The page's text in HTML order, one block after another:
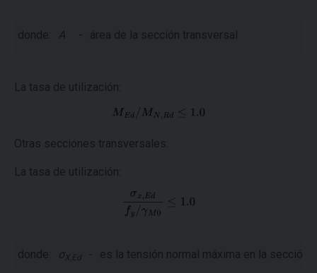
donde: A - área de la sección transversal
La tasa de utilización:
Otras secciones transversales:
La tasa de utilización:
donde: σ X,Ed - es la tensión normal máxima en la sección